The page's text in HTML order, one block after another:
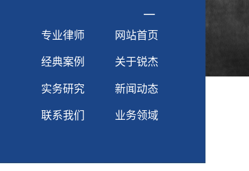
一
网站首页
专业律师
经典案例
新闻动态
业务领域
联系我们
实务研究
关于锐杰